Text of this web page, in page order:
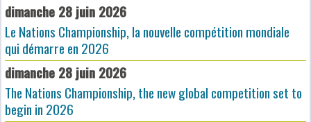
dimanche 28 juin 2026
Le Nations Championship, la nouvelle compétition mondiale
qui démarre en 2026
dimanche 28 juin 2026
The Nations Championship, the new global competition set to
begin in 2026